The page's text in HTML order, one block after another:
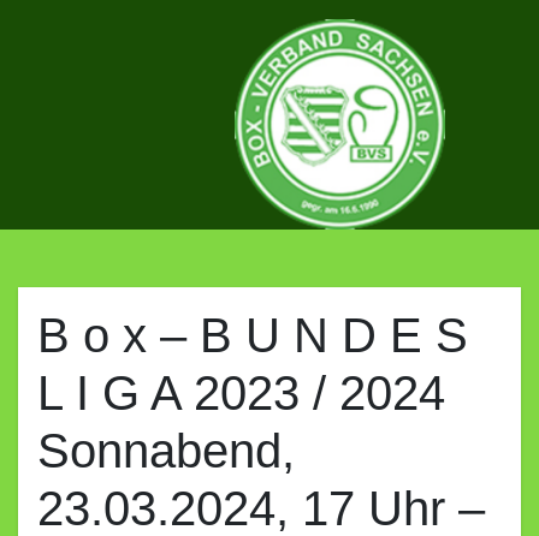
VERBAND
SACHSEN
E.V.
B o x – B U N D E S
L I G A 2023 / 2024
Sonnabend,
23.03.2024, 17 Uhr –